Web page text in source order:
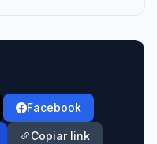
Facebook
Copiar link